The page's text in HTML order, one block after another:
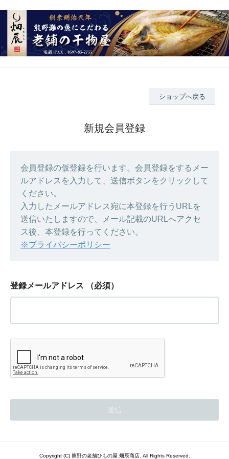
ショップへ戻る
新規会員登録
会員登録の仮登録を行います。会員登録をするメー
ルアドレスを入力して、送信ボタンをクリックして
ください。
入力したメールアドレス宛に本登録を行うURLを
送信いたしますので、メール記載のURLへアクセ
ス後、本登録を行ってください。
※プライバシーポリシー
登録メールアドレス （必須）
Copyright (C) 熊野の老舗ひもの屋 畑辰商店. All Rights Reserved.